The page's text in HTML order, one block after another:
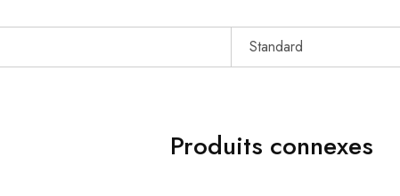
Standard
Produits connexes